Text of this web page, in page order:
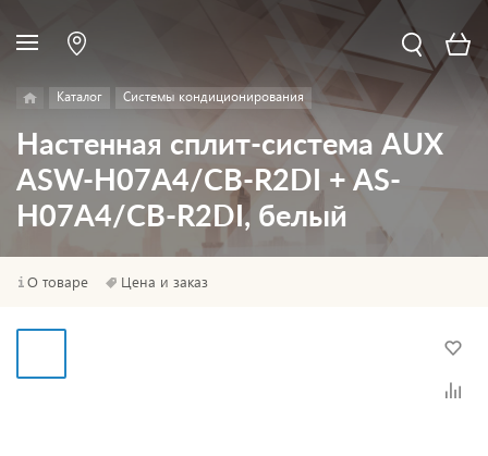
Каталог Системы кондиционирования
Настенная сплит-система AUX
ASW-H07A4/CB-R2DI + AS-
H07A4/CB-R2DI, белый
О товаре Цена и заказ